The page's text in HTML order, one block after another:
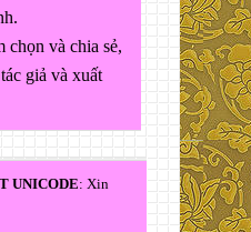
chọn và chia sẻ,
giả và xuất
UNICODE: Xin